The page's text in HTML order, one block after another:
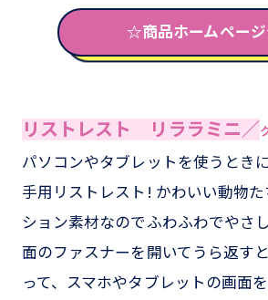
☆商品ホームペー
リストレスト リララミニ／
パソコンやタブレットを使うとき
手用リストレスト! かわいい動物
ション素材なのでふわふわでや
面のファスナーを開いてうら返す
って、スマホやタブレットの画面